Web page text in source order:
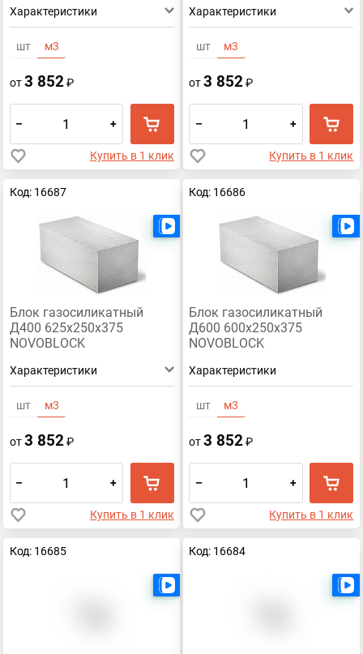
Характеристики
шт м3
от3 852₽
– +
Купить в 1 клик
Характеристики
шт м3
от3 852₽
– +
Купить в 1 клик
Код: 16687
Блок газосиликатный
Д400 625х250х375
NOVOBLOCK
Характеристики
шт м3
от3 852₽
– +
Купить в 1 клик
Код: 16686
Блок газосиликатный
Д600 600х250х375
NOVOBLOCK
Характеристики
шт м3
от3 852₽
– +
Купить в 1 клик
Код: 16685 Код: 16684